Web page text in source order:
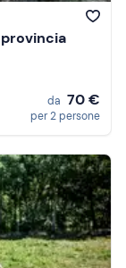
da 70 €
per 2 persone